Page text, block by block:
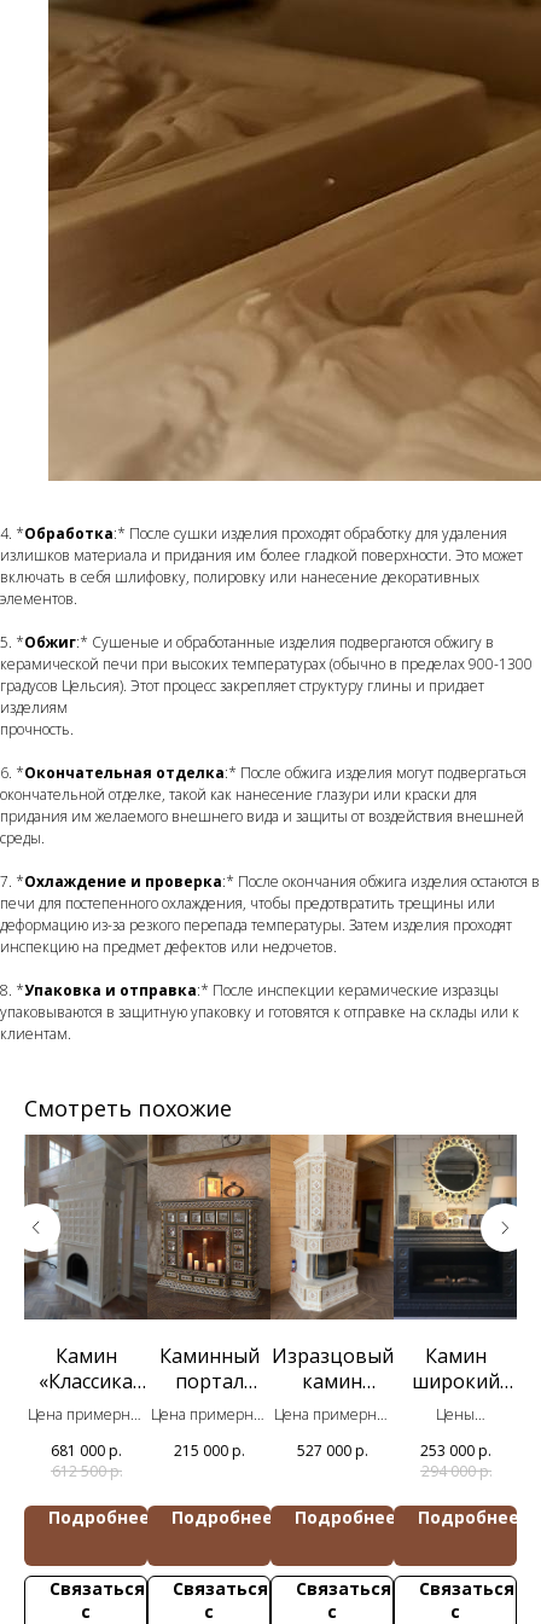
4. *Обработка:* После сушки изделия проходят обработку для удаления
излишков материала и придания им более гладкой поверхности. Это может
включать в себя шлифовку, полировку или нанесение декоративных
элементов.
5. *Обжиг:* Сушеные и обработанные изделия подвергаются обжигу в
керамической печи при высоких температурах (обычно в пределах 900-1300
градусов Цельсия). Этот процесс закрепляет структуру глины и придает
изделиям
прочность.
6. *Окончательная отделка:* После обжига изделия могут подвергаться
окончательной отделке, такой как нанесение глазури или краски для
придания им желаемого внешнего вида и защиты от воздействия внешней
среды.
7. *Охлаждение и проверка:* После окончания обжига изделия остаются в
печи для постепенного охлаждения, чтобы предотвратить трещины или
деформацию из-за резкого перепада температуры. Затем изделия проходят
инспекцию на предмет дефектов или недочетов.
8. *Упаковка и отправка:* После инспекции керамические изразцы
упаковываются в защитную упаковку и готовятся к отправке на склады или к
клиентам.
Смотреть похожие
Камин
«Классика
K4»
Цена примерная
изразцов
681 000 р.
612 500р.
Подробнее
Связаться
с
Каминный
портал
«Царская
охота ЦО8»
Цена примерная
изразцов
215 000 р.
Подробнее
Связаться
с
Изразцовый
камин
«Петровски
й П5»
Цена примерная
изразцов
527 000 р.
Подробнее
Связаться
с
Камин
широкий
«Камыш К3»
Цены
комплект
изразцов
253 000 р.
294 000р.
Подробнее
Связаться
с